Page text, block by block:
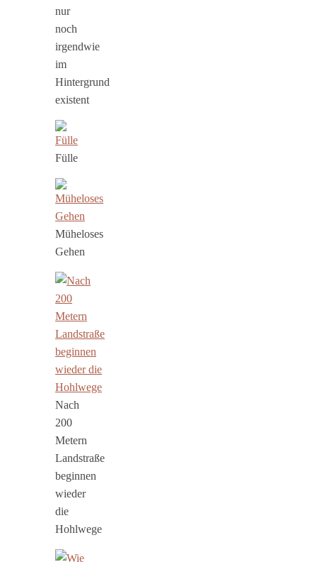
nur
noch
irgendwie
im
Hintergrund
existent
Fülle
Müheloses
Gehen
Nach
200
Metern
Landstraße
beginnen
wieder
die
Hohlwege